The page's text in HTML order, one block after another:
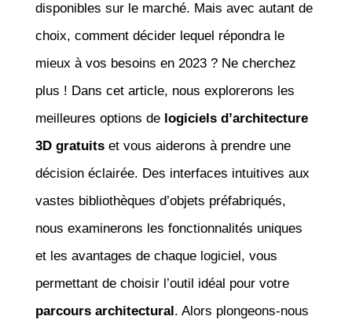
disponibles sur le marché. Mais avec autant de
choix, comment décider lequel répondra le
mieux à vos besoins en 2023 ? Ne cherchez
plus ! Dans cet article, nous explorerons les
meilleures options de logiciels d’architecture
3D gratuitset vous aiderons à prendre une
décision éclairée. Des interfaces intuitives aux
vastes bibliothèques d’objets préfabriqués,
nous examinerons les fonctionnalités uniques
et les avantages de chaque logiciel, vous
permettant de choisir l’outil idéal pour votre
parcours architectural. Alors plongeons-nous